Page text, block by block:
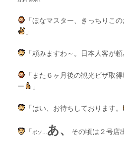
「ほなマスター、きっちりこ
」
「頼みますわ～。日本人客が頼
「また６ヶ月後の観光ビザ取
ー
」
「はい、お待ちしております。
「 ボソ… あ、 その頃は２号店